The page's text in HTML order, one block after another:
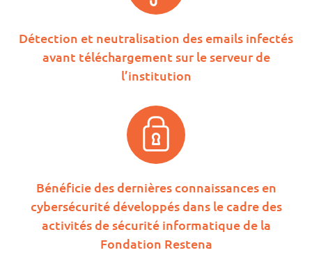
Détection et neutralisation des emails infectés
avant téléchargement sur le serveur de
l’institution
Bénéficie des dernières connaissances en
cybersécurité développés dans le cadre des
activités de sécurité informatique de la
Fondation Restena